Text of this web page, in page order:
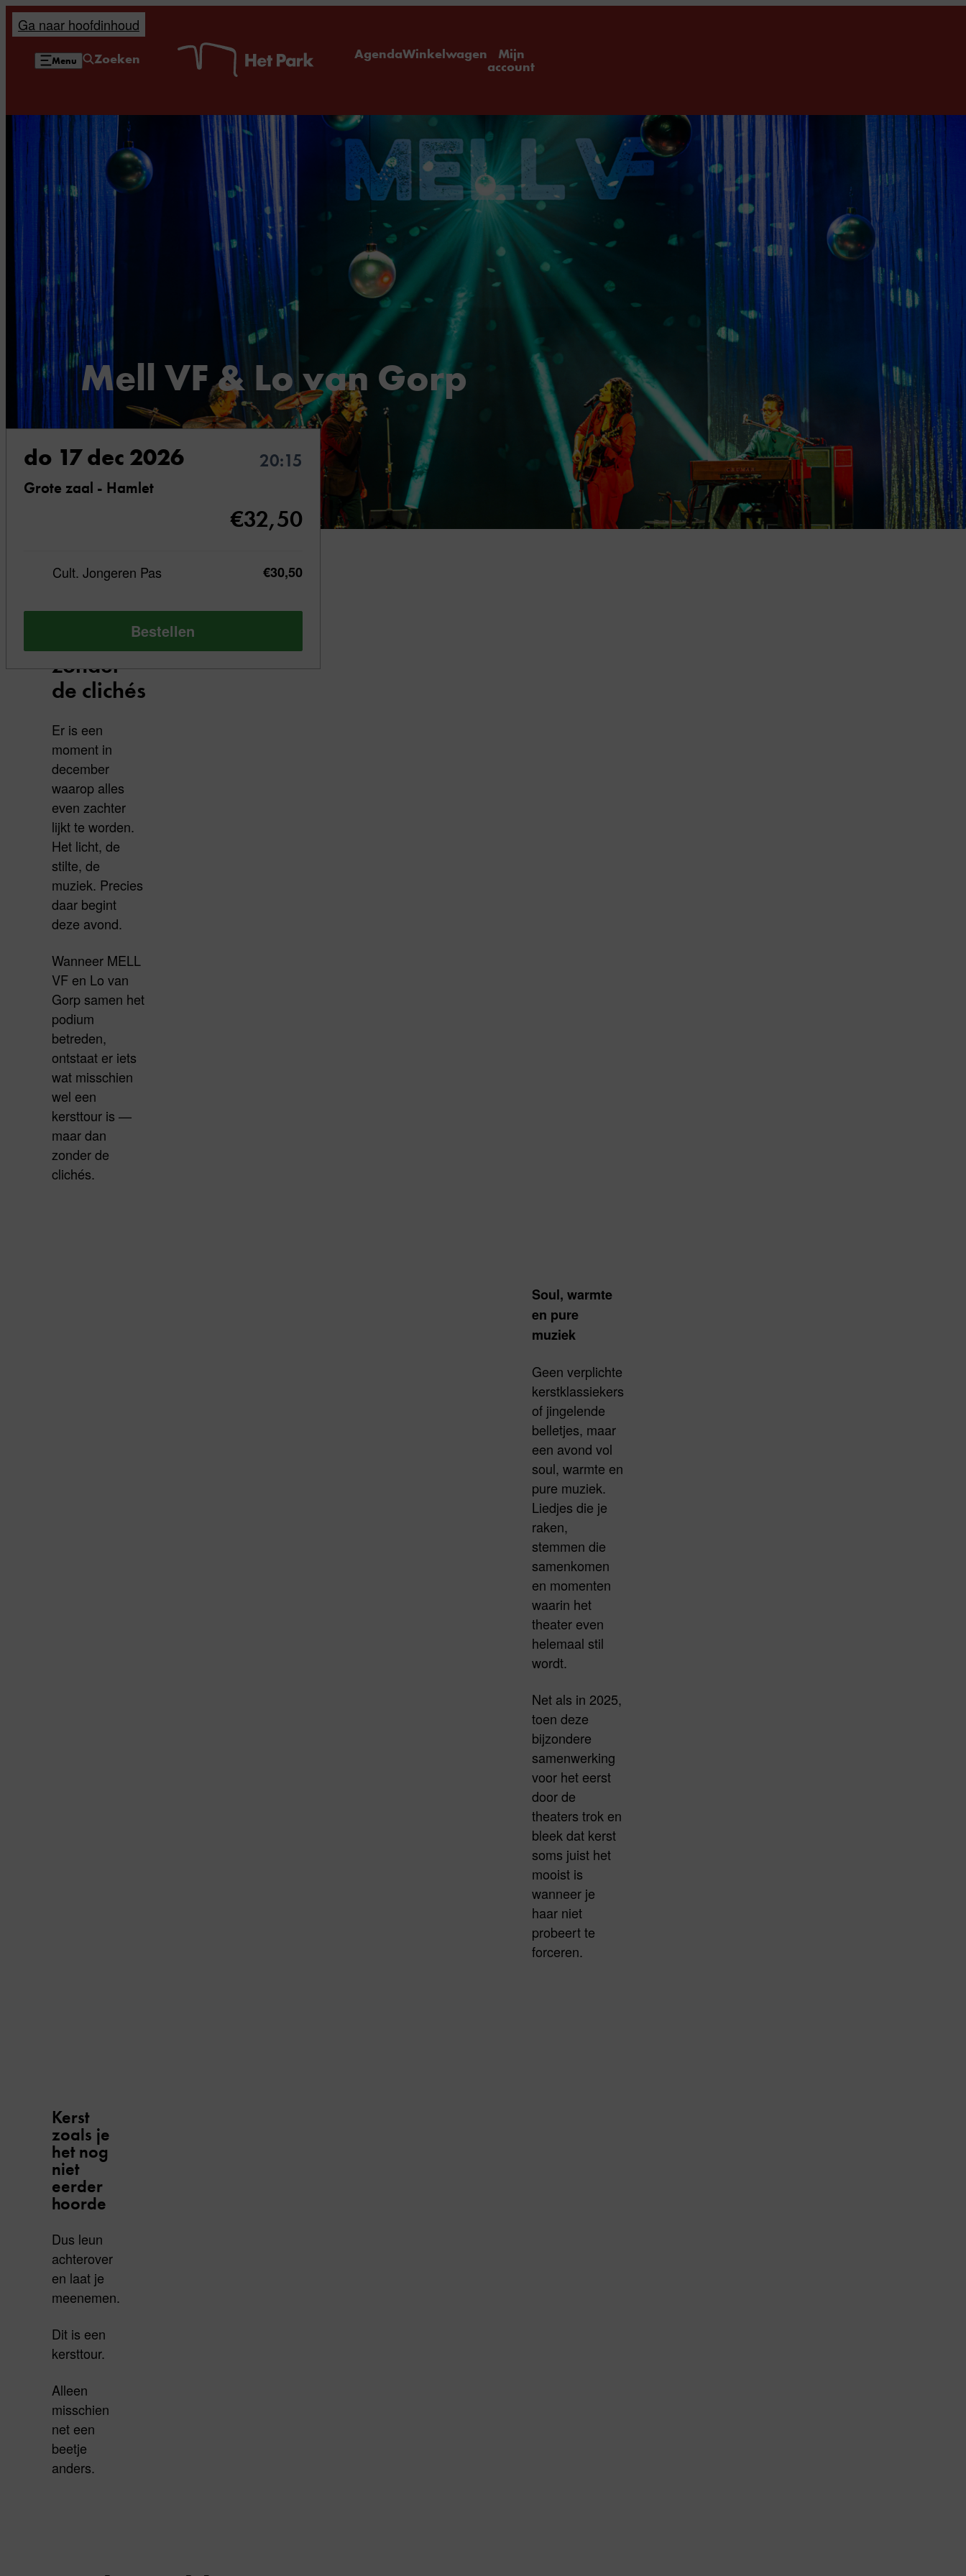
Ga naar hoofdinhoud
Zoeken
Menu AgendaWinkelwagen Mijn
account
Mell VF & Lo van Gorp
do 17 dec 2026 20:15
Grote zaal - Hamlet
€32,50
Cult. Jongeren Pas €30,50
Bestellen
Een
kersttour,
maar
zonder
de clichés
Er is een
moment in
december
waarop alles
even zachter
lijkt te worden.
Het licht, de
stilte, de
muziek. Precies
daar begint
deze avond.
Wanneer MELL
VF en Lo van
Gorp samen het
podium
betreden,
ontstaat er iets
wat misschien
wel een
kersttour is —
maar dan
zonder de
clichés.
Soul, warmte
en pure
muziek
Geen verplichte
kerstklassiekers
of jingelende
belletjes, maar
een avond vol
soul, warmte en
pure muziek.
Liedjes die je
raken,
stemmen die
samenkomen
en momenten
waarin het
theater even
helemaal stil
wordt.
Net als in 2025,
toen deze
bijzondere
samenwerking
voor het eerst
door de
theaters trok en
bleek dat kerst
soms juist het
mooist is
wanneer je
haar niet
probeert te
forceren.
Kerst
zoals je
het nog
niet
eerder
hoorde
Dus leun
achterover
en laat je
meenemen.
Dit is een
kersttour.
Alleen
misschien
net een
beetje
anders.